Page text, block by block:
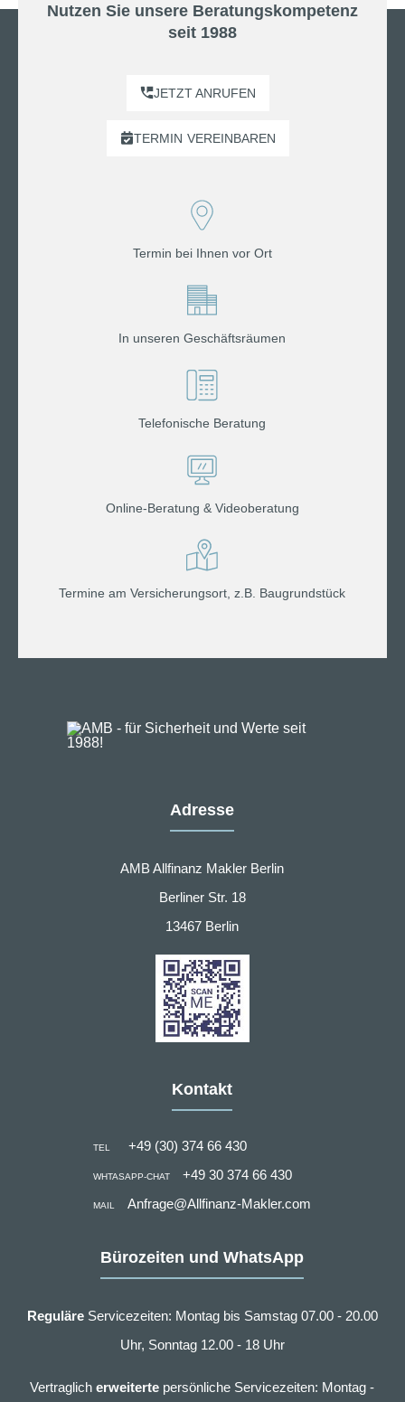
Nutzen Sie unsere Beratungskompetenz
seit 1988
JETZT ANRUFEN
TERMIN VEREINBAREN
Termin bei Ihnen vor Ort
In unseren Geschäftsräumen
Telefonische Beratung
Online-Beratung & Videoberatung
Termine am Versicherungsort, z.B. Baugrundstück
Adresse
AMB Allfinanz Makler Berlin
Berliner Str. 18
13467 Berlin
Kontakt
TEL +49 (30) 374 66 430
WHTASAPP-CHAT +49 30 374 66 430
MAIL Anfrage@Allfinanz-Makler.com
Bürozeiten und WhatsApp
ReguläreServicezeiten: Montag bis Samstag 07.00 - 20.00
Uhr, Sonntag 12.00 - 18 Uhr
Vertraglicherweiterte persönliche Servicezeiten: Montag -